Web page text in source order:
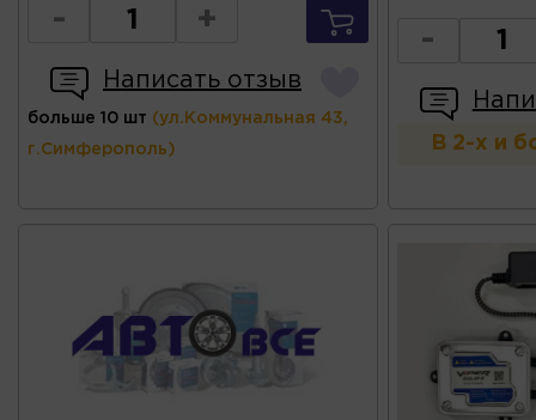
- +
Написать отзыв
больше 10 шт (ул.Коммунальная 43,
г.Симферополь)
-
В 2-х и